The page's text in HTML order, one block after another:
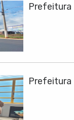
Prefeitura
Prefeitura